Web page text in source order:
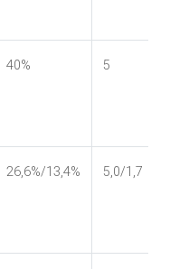
40% 5
26,6%/13,4% 5,0/1,7